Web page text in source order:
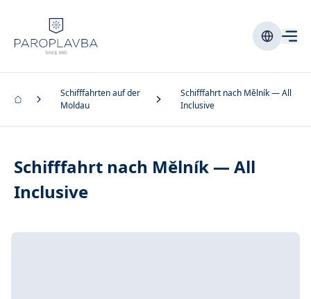
Schifffahrten auf der
Moldau
Schifffahrt nach Mělník — All
Inclusive
Schifffahrt nach Mělník — All
Inclusive